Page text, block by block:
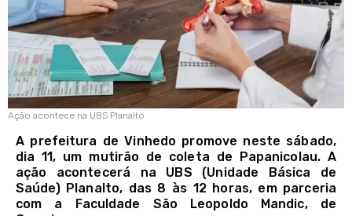
Ação acontece na UBS Planalto
A prefeitura de Vinhedo promove neste sábado,
dia 11, um mutirão de coleta de Papanicolau. A
ação acontecerá na UBS (Unidade Básica de
Saúde) Planalto, das 8 às 12 horas, em parceria
com a Faculdade São Leopoldo Mandic, de